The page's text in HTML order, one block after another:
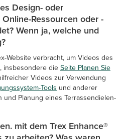
Design- oder
Ressourcen oder -
Wenn ja, welche und
Website verbracht, um Videos des
insbesondere die Seite Planen Sie
Videos zur Verwendung
Tools und anderer
und Planung eines Terrassendielen-
mit dem Trex Enhance®